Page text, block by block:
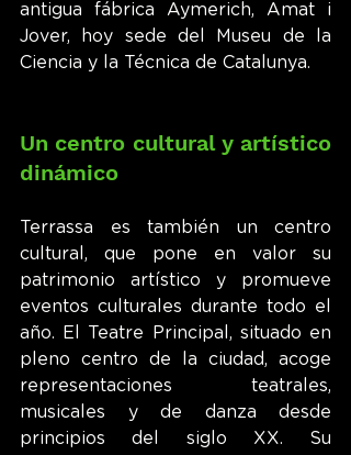
antigua fábrica Aymerich, Amat i
Jover, hoy sede del Museu de la
Ciencia y la Técnica de Catalunya.
Un centro cultural y artístico
dinámico
Terrassa es también un centro
cultural, que pone en valor su
patrimonio artístico y promueve
eventos culturales durante todo el
año. El Teatre Principal, situado en
pleno centro de la ciudad, acoge
representaciones teatrales,
musicales y de danza desde
principios del siglo XX. Su